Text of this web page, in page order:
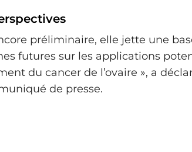
préliminaire, elle jette une
futures sur les applications
du cancer de l’ovaire », a
de presse.